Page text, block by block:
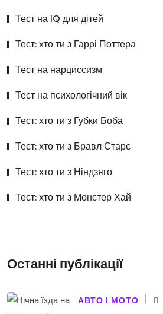
Тест на IQ для дітей
Тест: хто ти з Гаррі Поттера
Тест на нарциссизм
Тест на психологічний вік
Тест: хто ти з Губки Боба
Тест: хто ти з Бравл Старс
Тест: хто ти з Ніндзяго
Тест: хто ти з Монстер Хай
Останні публікації
АВТО І МОТО